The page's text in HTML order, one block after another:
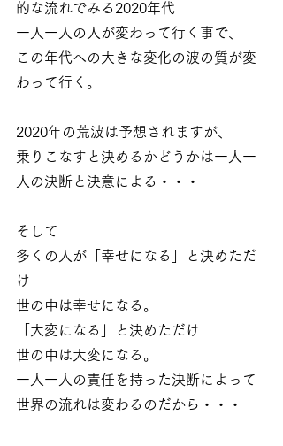
的な流れでみる2020年代
一人一人の人が変わって行く事で、
この年代への大きな変化の波の質が変
わって行く。
2020年の荒波は予想されますが、
乗りこなすと決めるかどうかは一人一
人の決断と決意による・・・
そして
多くの人が「幸せになる」と決めただ
け
世の中は幸せになる。
「大変になる」と決めただけ
世の中は大変になる。
一人一人の責任を持った決断によって
世界の流れは変わるのだから・・・